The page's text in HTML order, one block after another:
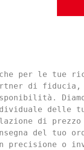
per le tue
di fiducia,
delle
di
del tuo
precisione o